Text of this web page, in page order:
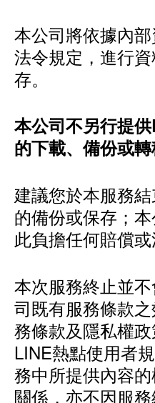
本公司將依據內
法令規定，進行
存。
本公司不另行提
的下載、備份或
建議您於本服務
的備份或保存；
此負擔任何賠償或
本次服務終止並
司既有服務條款
務條款及隱私權
LINE熱點使用者
務中所提供內容
關係，亦不因服務